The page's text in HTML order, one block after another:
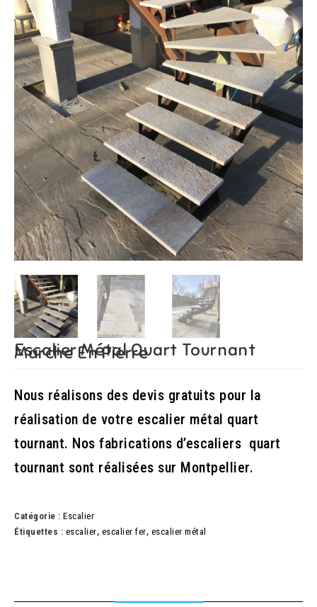
Escalier Métal Quart Tournant
Marche En Pierre
Nous réalisons des devis gratuits pour la
réalisation de votre escalier métal quart
tournant. Nos fabrications d’escaliers quart
tournant sont réalisées sur Montpellier.
Catégorie : Escalier
Étiquettes : escalier, escalier fer, escalier métal